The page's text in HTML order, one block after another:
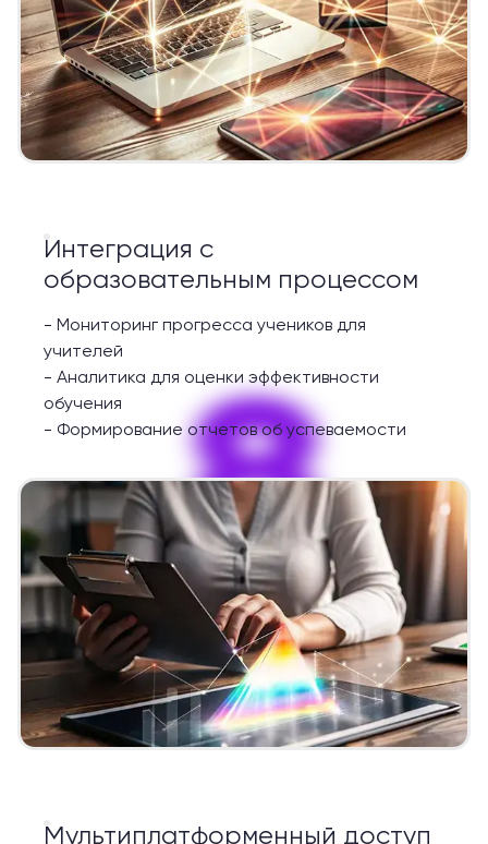
8
Интеграция с
образовательным процессом
- Мониторинг прогресса учеников для
учителей
- Аналитика для оценки эффективности
обучения
- Формирование отчетов об успеваемости
Мультиплатформенный доступ